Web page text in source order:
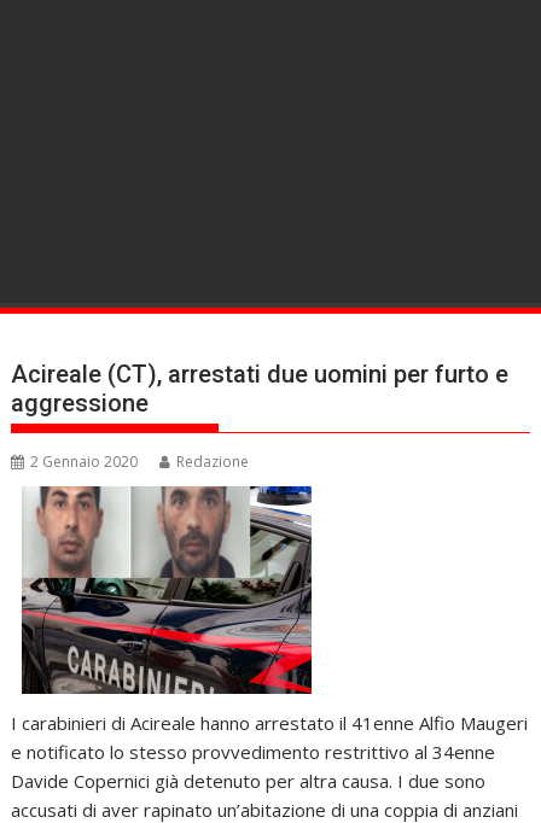
Acireale (CT), arrestati due uomini per furto e
aggressione
2 Gennaio 2020 Redazione
I carabinieri di Acireale hanno arrestato il 41enne Alfio Maugeri
e notificato lo stesso provvedimento restrittivo al 34enne
Davide Copernici già detenuto per altra causa. I due sono
accusati di aver rapinato un’abitazione di una coppia di anziani